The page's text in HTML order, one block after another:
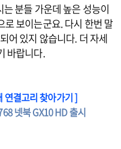
분들 가운데 높은 성능이
보이는군요. 다시 한번 말
어 있지 않습니다. 더 자세
바랍니다.
연결고리 찾아가기 ]